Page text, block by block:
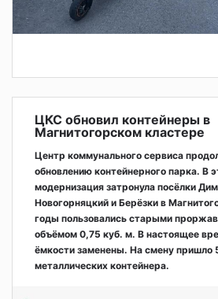
ЦКС обновил контейнеры в
Магнитогорском кластере
Центр коммунального сервиса
обновлению контейнерного парка. В
модернизация затронула посёлки
Новогорняцкий и Берёзки в
годы пользовались старыми
объёмом 0,75 куб. м. В настоящее
ёмкости заменены. На смену пришло
металлических контейнера.